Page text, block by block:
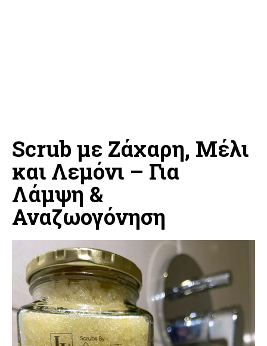
Scrub με Ζάχαρη, Μέλι
και Λεμόνι – Για
Λάμψη &
Αναζωογόνηση